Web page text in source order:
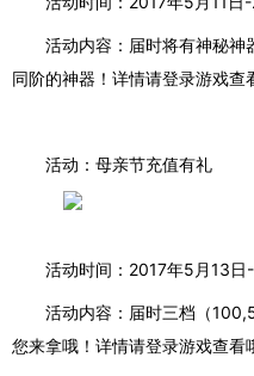
活动内容：届时将有神秘神
同阶的神器！ 详情请登录游戏查
活动：母亲节充值有礼
活动时间： 2017年5 月13日
活动内容：届时三档（
您来拿哦！详情请登录游戏查看